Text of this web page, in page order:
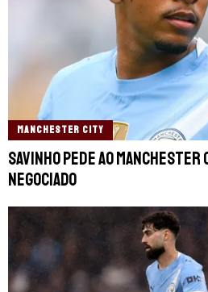
MANCHESTER CITY
Savinho pede ao
negociado